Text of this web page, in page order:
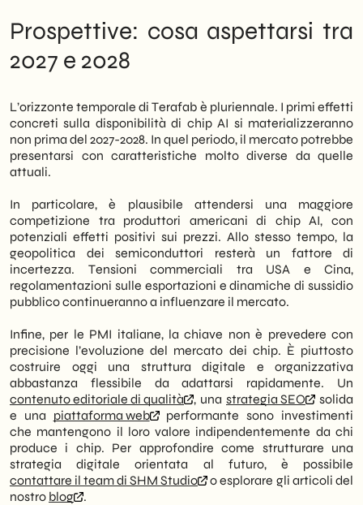
Prospettive: cosa aspettarsi tra
2027 e 2028
L’orizzonte temporale di Terafab è pluriennale. I primi effetti
concreti sulla disponibilità di chip AI si materializzeranno
non prima del 2027-2028. In quel periodo, il mercato potrebbe
presentarsi con caratteristiche molto diverse da quelle
attuali.
In particolare, è plausibile attendersi una maggiore
competizione tra produttori americani di chip AI, con
potenziali effetti positivi sui prezzi. Allo stesso tempo, la
geopolitica dei semiconduttori resterà un fattore di
incertezza. Tensioni commerciali tra USA e Cina,
regolamentazioni sulle esportazioni e dinamiche di sussidio
pubblico continueranno a influenzare il mercato.
Infine, per le PMI italiane, la chiave non è prevedere con
precisione l’evoluzione del mercato dei chip. È piuttosto
costruire oggi una struttura digitale e organizzativa
abbastanza flessibile da adattarsi rapidamente. Un
contenuto editoriale di qualità
, una strategia SEO
solida
e una piattaforma web
performante sono investimenti
che mantengono il loro valore indipendentemente da chi
produce i chip. Per approfondire come strutturare una
strategia digitale orientata al futuro, è possibile
contattare il team di SHM Studio
o esplorare gli articoli del
nostro blog .